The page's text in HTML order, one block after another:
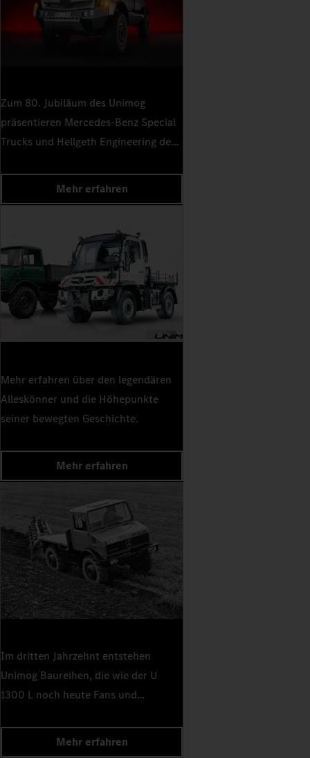
Zum 80. Jubiläum des Unimog
präsentieren Mercedes-Benz Special
Trucks und Hellgeth Engineering den
Mehr erfahren
Mehr erfahren über den legendären
Alleskönner und die Höhepunkte
seiner bewegten Geschichte.
Mehr erfahren
Im dritten Jahrzehnt entstehen
Unimog Baureihen, die wie der U
1300 L noch heute Fans und
Mehr erfahren